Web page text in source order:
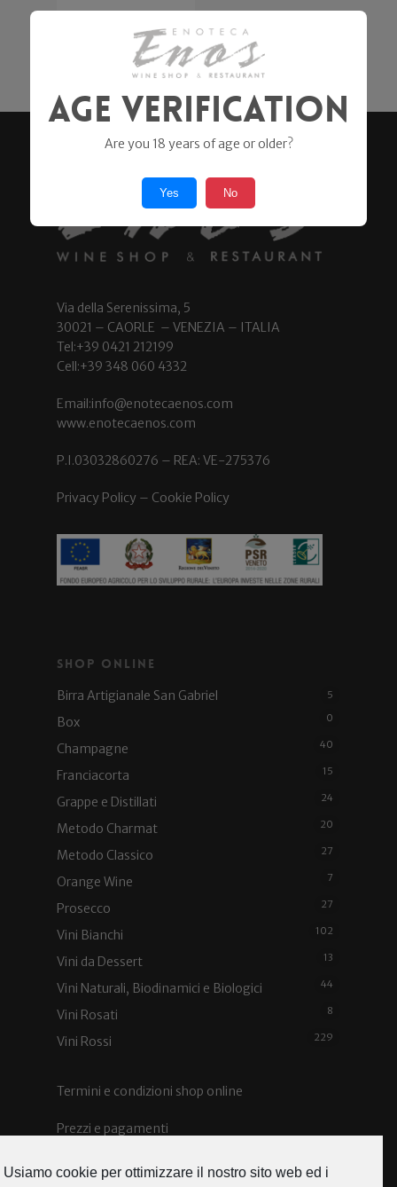
Via della Serenissima, 5
30021 – CAORLE – VENEZIA – ITALIA
Tel:+39 0421 212199
Cell:+39 348 060 4332
Email:info@enotecaenos.com
www.enotecaenos.com
P.I.03032860276 – REA: VE-275376
Privacy Policy – Cookie Policy
Shop Online
Birra Artigianale San Gabriel
5
Box 0
Champagne 40
Franciacorta 15
Grappe e Distillati 24
Metodo Charmat 20
Metodo Classico 27
Orange Wine 7
Prosecco 27
Vini Bianchi 102
Vini da Dessert 13
Vini Naturali, Biodinamici e Biologici 44
Vini Rosati 8
Vini Rossi 229
Termini e condizioni shop online
Prezzi e pagamenti
Spedizioni e costi
Age Verification
Are you 18 years of age or older?
Yes No
Usiamo cookie per ottimizzare il nostro sito web ed i